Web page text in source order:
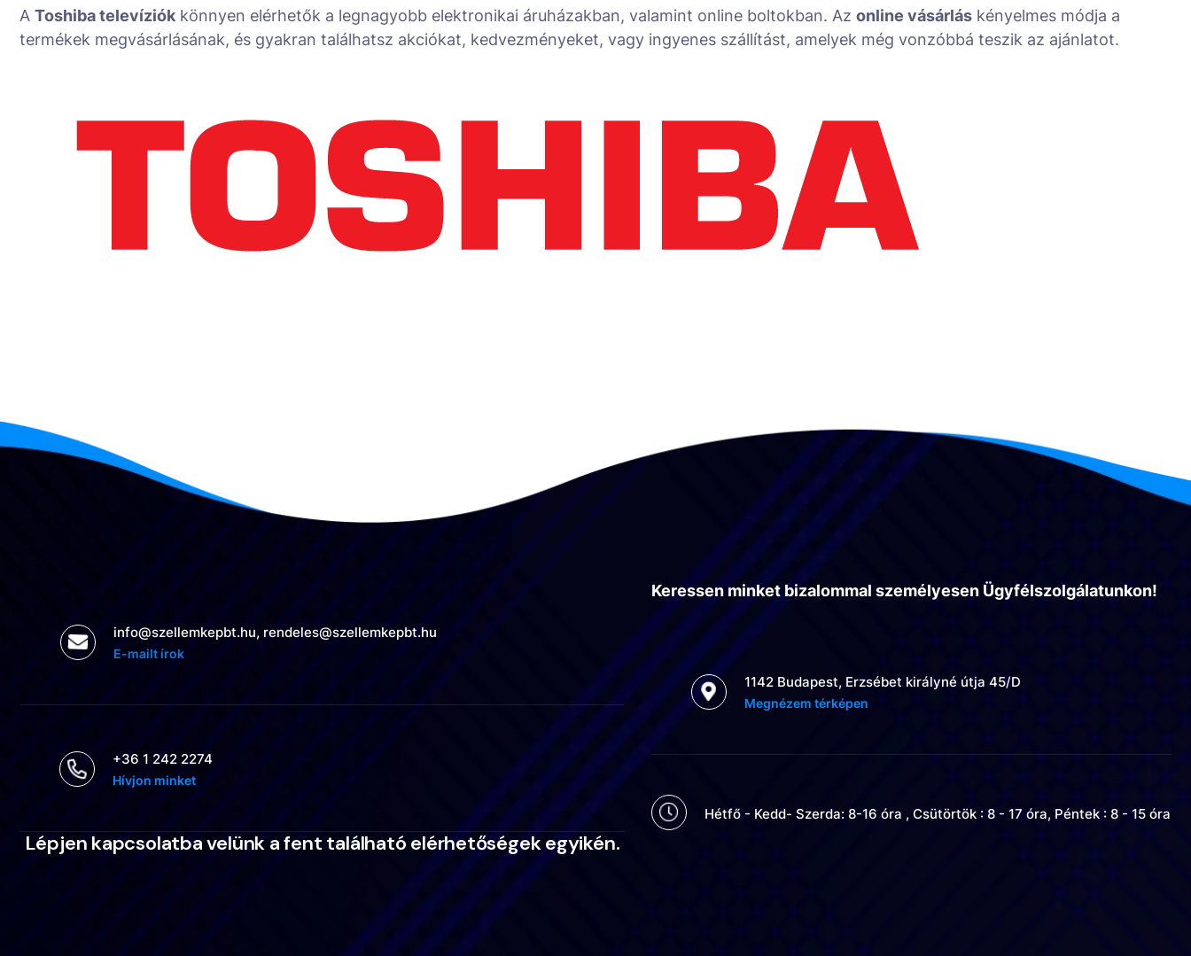
A Toshiba televíziók könnyen elérhetők a legnagyobb elektronikai áruházakban, valamint online boltokban. Az online vásárlás kényelmes módja a
termékek megvásárlásának, és gyakran találhatsz akciókat, kedvezményeket, vagy ingyenes szállítást, amelyek még vonzóbbá teszik az ajánlatot.
info@szellemkepbt.hu, rendeles@szellemkepbt.hu
E-mailt írok
+36 1 242 2274
Hívjon minket
Lépjen kapcsolatba velünk a fent található elérhetőségek egyikén.
Keressen minket bizalommal személyesen Ügyfélszolgálatunkon!
1142 Budapest, Erzsébet királyné útja 45/D
Megnézem térképen
Hétfő - Kedd- Szerda: 8-16 óra , Csütörtök : 8 - 17 óra, Péntek : 8 - 15 óra